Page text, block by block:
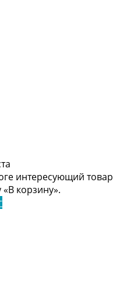
интересующий товар
корзину».